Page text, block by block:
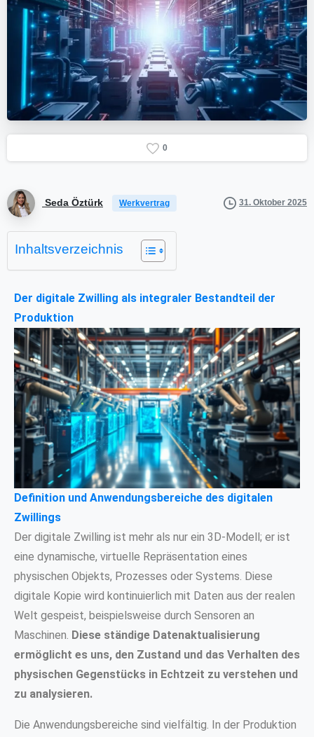
0
Seda Öztürk Werkvertrag 31. Oktober 2025
Inhaltsverzeichnis
Der digitale Zwilling als integraler Bestandteil der
Produktion
Definition und Anwendungsbereiche des digitalen
Zwillings
Der digitale Zwilling ist mehr als nur ein 3D-Modell; er ist
eine dynamische, virtuelle Repräsentation eines
physischen Objekts, Prozesses oder Systems. Diese
digitale Kopie wird kontinuierlich mit Daten aus der realen
Welt gespeist, beispielsweise durch Sensoren an
Maschinen. Diese ständige Datenaktualisierung
ermöglicht es uns, den Zustand und das Verhalten des
physischen Gegenstücks in Echtzeit zu verstehen und
zu analysieren.
Die Anwendungsbereiche sind vielfältig. In der Produktion